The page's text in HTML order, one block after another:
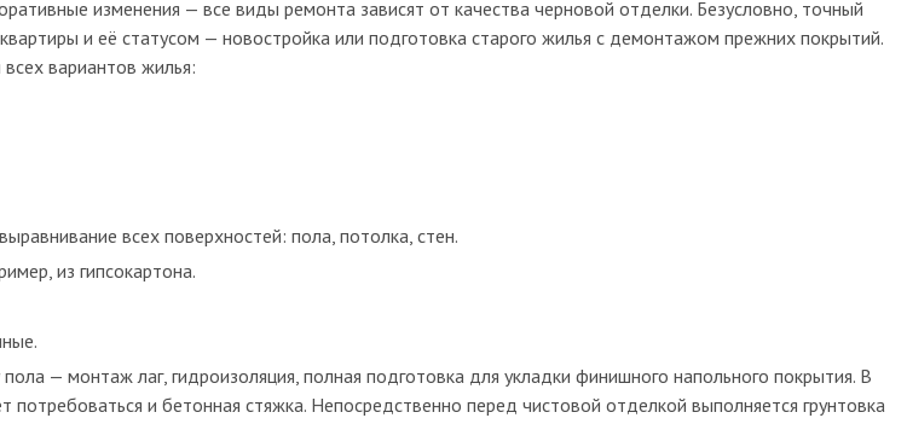
Ремонт квартиры в
хрущёвке
Ремонт гостиной
Ремонт детской комнаты
Сантехнические работы
Электромонтажные
Монтаж теплых полов
Монтаж отопления дома
для юридических
Ремонт офисов
изменения — все виды ремонта зависят от качества черновой отделки. Безусловно, точный
и её статусом — новостройка или подготовка старого жилья с демонтажом прежних покрытий.
вариантов жилья:
всех поверхностей: пола, потолка, стен.
из гипсокартона.
— монтаж лаг, гидроизоляция, полная подготовка для укладки финишного напольного покрытия. В
потребоваться и бетонная стяжка. Непосредственно перед чистовой отделкой выполняется грунтовка